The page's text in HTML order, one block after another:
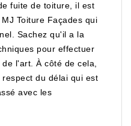
fuite de toiture, il est
Toiture Façades qui
Sachez qu'il a la
pour effectuer
l'art. À côté de cela,
du délai qui est
avec les